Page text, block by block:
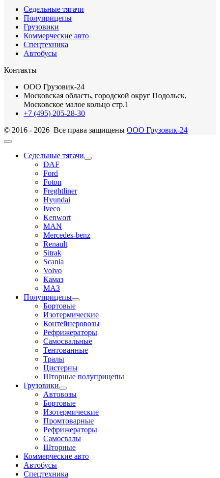
Седельные тягачи
Полуприцепы
Грузовики
Коммерческие авто
Спецтехника
Автобусы
Контакты
ООО Грузовик-24
Московская область, городской округ Подольск,
Московское малое кольцо стр.1
+7 (495) 205-28-30
© 2016 - 2026 Все права защищены ООО Грузовик-24
Седельные тягачи
DAF
Ford
Foton
Freghtliner
Hyundai
Iveco
Kenwort
MAN
Mercedes-benz
Renault
Sitrak
Scania
Volvo
Камаз
МАЗ
Полуприцепы
Бортовые
Изотермические
Контейнеровозы
Рефрижераторы
Самосвальные
Тентованные
Тралы
Цистерны
Шторные полуприцепы
Грузовики
Автовозы
Бортовые
Изотермические
Промтоварные
Рефрижераторы
Самосвалы
Шторные
Коммерческие авто
Автобусы
Спецтехника